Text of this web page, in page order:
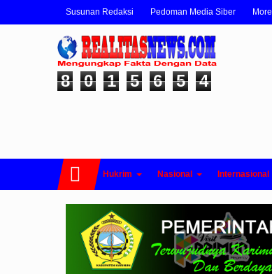
Susunan Redaksi Pedoman Media Siber More
8 0 1 5 6 5 4
Hukrim Nasional Internasional